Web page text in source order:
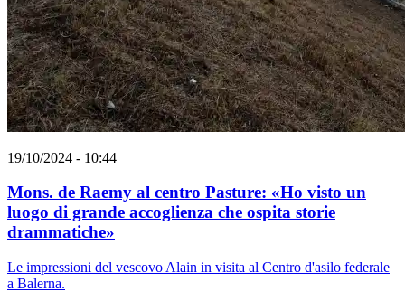
19/10/2024 - 10:44
Mons. de Raemy al centro Pasture: «Ho visto un
luogo di grande accoglienza che ospita storie
drammatiche»
Le impressioni del vescovo Alain in visita al Centro d'asilo federale
a Balerna.